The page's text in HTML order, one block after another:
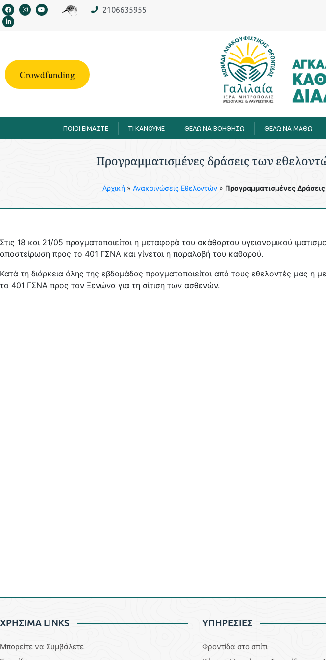
περιεχόμενο
2106635955
Crowdfunding
ΠΟΙΟΙ ΕΙΜΑΣΤΕ TI KANOYME ΘΕΛΩ ΝΑ ΒΟΗΘΗΣΩ ΘΕΛΩ ΝΑ ΜΑΘΩ
Προγραμματισμένες δράσεις των
Aρχική » Ανακοινώσεις Εθελοντών » Προγραμματισμένες
Στις 18 και 21/05 πραγματοποιείται η μεταφορά του ακάθαρτου υγειονομικού
αποστείρωση προς το 401 ΓΣΝΑ και γίνεται η παραλαβή του καθαρού.
Κατά τη διάρκεια όλης της εβδομάδας πραγματοποιείται από τους εθελοντές μας η
το 401 ΓΣΝΑ προς τον Ξενώνα για τη σίτιση των ασθενών.
ΧΡΗΣΙΜΑ LINKS
Μπορείτε να Συμβάλετε
YΠΗΡΕΣΙΕΣ
Φροντίδα στο σπίτι